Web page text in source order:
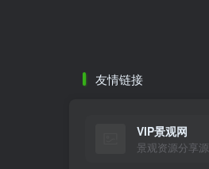
友情链接
VIP景观网
景观资源分享源